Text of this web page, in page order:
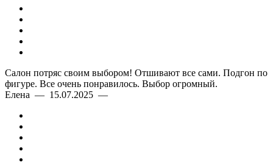
Салон потряс своим выбором! Отшивают все сами. Подгон по
фигуре. Все очень понравилось. Выбор огромный.
Елена — 15.07.2025 —